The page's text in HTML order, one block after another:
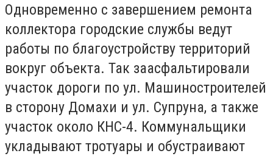
Одновременно с завершением ремонта
коллектора городские службы ведут
работы по благоустройству территорий
вокруг объекта. Так заасфальтировали
участок дороги по ул. Машиностроителей
в сторону Домахи и ул. Супруна, а также
участок около КНС-4. Коммунальщики
укладывают тротуары и обустраивают